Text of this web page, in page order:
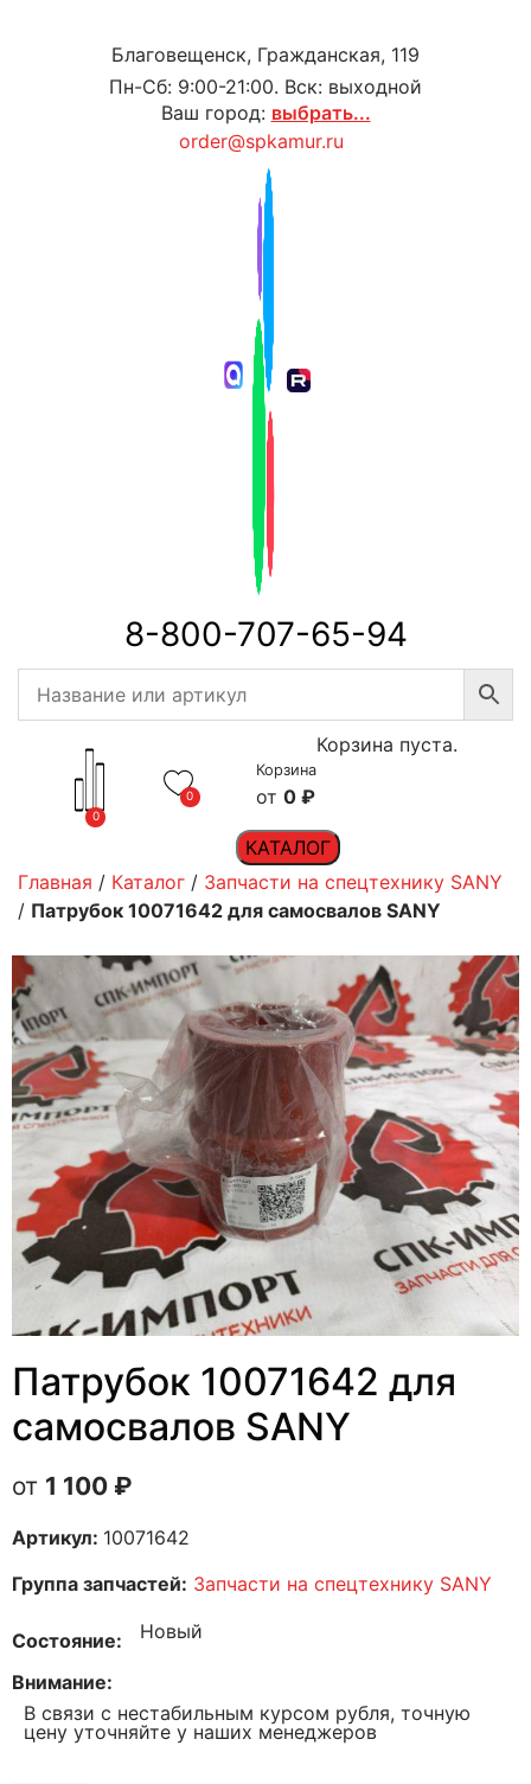
Благовещенск, Гражданская, 119
Пн-Сб: 9:00-21:00. Вск: выходной
Ваш город: выбрать...
order@spkamur.ru
8-800-707-65-94
0
0
Корзина
0 ₽
Корзина пуста.
КАТАЛОГ
Главная / Каталог / Запчасти на спецтехнику SANY
/ Патрубок 10071642 для самосвалов SANY
Патрубок 10071642 для
самосвалов SANY
1 100 ₽
Артикул: 10071642
Группа запчастей: Запчасти на спецтехнику SANY
Состояние Новый
Внимание
В связи с нестабильным курсом рубля, точную
цену уточняйте у наших менеджеров